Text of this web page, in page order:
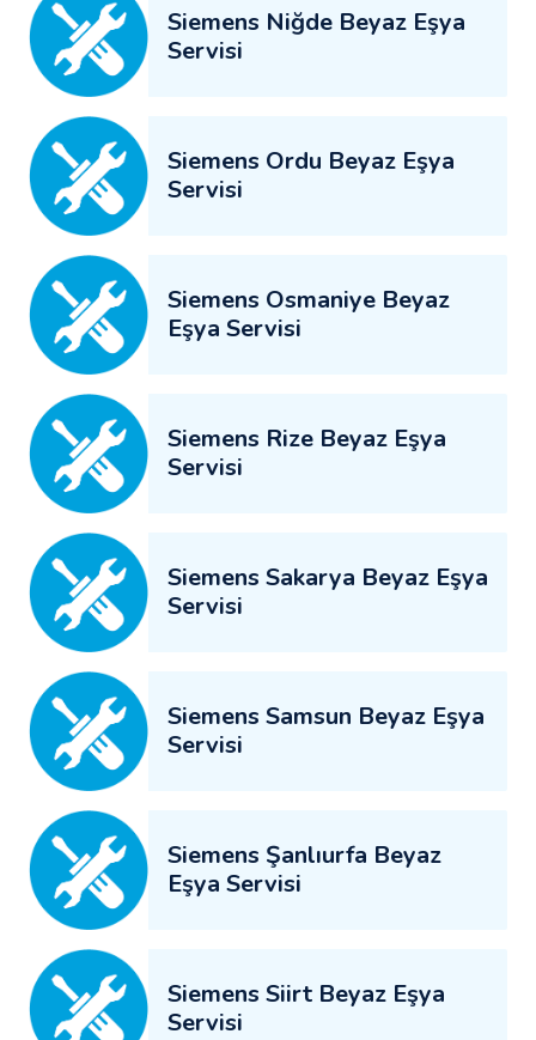
Siemens Niğde Beyaz Eşya
Servisi
Siemens Ordu Beyaz Eşya
Servisi
Siemens Osmaniye Beyaz
Eşya Servisi
Siemens Rize Beyaz Eşya
Servisi
Siemens Sakarya Beyaz Eşya
Servisi
Siemens Samsun Beyaz Eşya
Servisi
Siemens Şanlıurfa Beyaz
Eşya Servisi
Siemens Siirt Beyaz Eşya
Servisi